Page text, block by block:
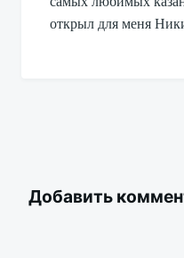
открыл для меня
Добавить